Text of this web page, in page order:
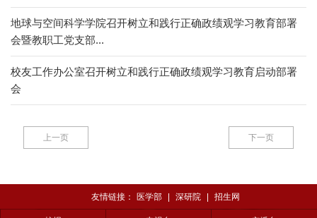
地球与空间科学学院召开树立和践行正确政绩观学习教育部署
会暨教职工党支部...
校友工作办公室召开树立和践行正确政绩观学习教育启动部署
会
上一页 下一页
友情链接： 医学部 深研院 招生网